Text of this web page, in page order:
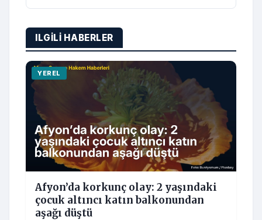
ILGILI HABERLER
YEREL
Afyon’da korkunç olay: 2 yaşındaki
çocuk altıncı katın balkonundan
aşağı düştü